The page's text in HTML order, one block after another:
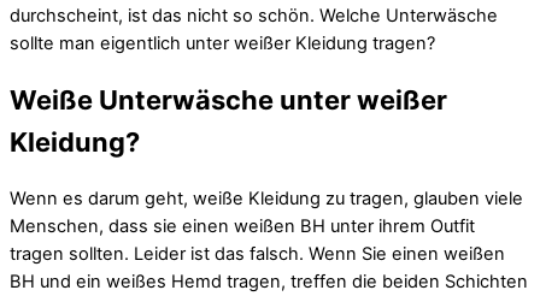
durchscheint, ist das nicht so schön. Welche Unterwäsche
sollte man eigentlich unter weißer Kleidung tragen?
Weiße Unterwäsche unter weißer
Kleidung?
Wenn es darum geht, weiße Kleidung zu tragen, glauben viele
Menschen, dass sie einen weißen BH unter ihrem Outfit
tragen sollten. Leider ist das falsch. Wenn Sie einen weißen
BH und ein weißes Hemd tragen, treffen die beiden Schichten